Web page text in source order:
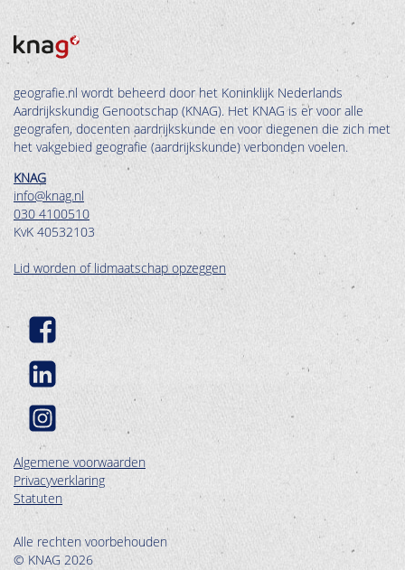
geografie.nl wordt beheerd door het Koninklijk Nederlands
Aardrijkskundig Genootschap (KNAG). Het KNAG is er voor alle
geografen, docenten aardrijkskunde en voor diegenen die zich met
het vakgebied geografie (aardrijkskunde) verbonden voelen.
KNAG
info@knag.nl
030 4100510
KvK 40532103
Lid worden of lidmaatschap opzeggen
Algemene voorwaarden
Privacyverklaring
Statuten
Alle rechten voorbehouden
© KNAG 2026